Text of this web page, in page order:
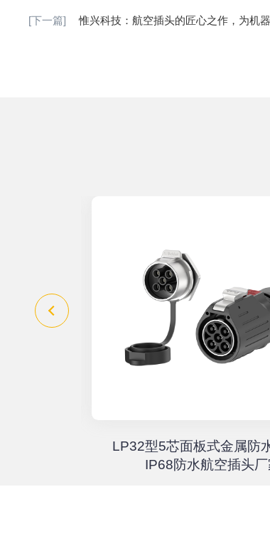
[下一篇] 惟兴科技：航空插头的匠心之作，为机
LP32型5芯面板式金属防
IP68防水航空插头厂